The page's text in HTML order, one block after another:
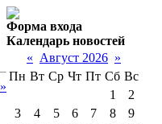
»
Форма входа
Календарь новостей
« Август 2026 »
Пн Вт Ср Чт Пт Сб Вс
1
2
3
4 5 6 7 8
9